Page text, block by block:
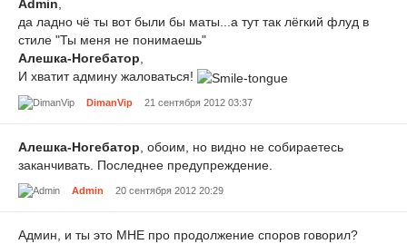
Admin,
да ладно чё ты вот были бы маты...а тут так лёгкий флуд в
стиле "Ты меня не понимаешь"
Алешка-Ногебатор,
И хватит админу жаловаться!
DimanVip 21 сентября 2012 03:37
Алешка-Ногебатор, обоим, но видно не собираетесь
заканчивать. Последнее предупреждение.
Admin 20 сентября 2012 20:29
Админ, и ты это МНЕ про продолжение споров говорил?